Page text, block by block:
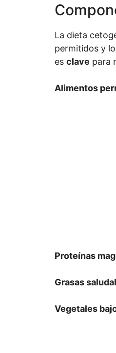
La dieta
permitidos y
es clave para
Alimentos
Proteínas
Grasas
Vegetales